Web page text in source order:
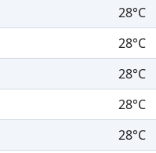
28°C
28°C
28°C
28°C
28°C